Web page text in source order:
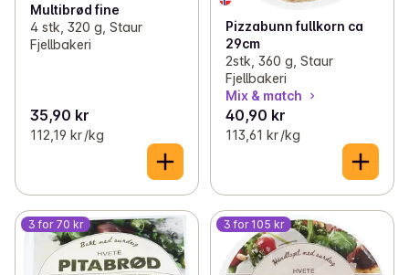
Multibrød fine
4 stk, 320 g, Staur
Fjellbakeri
35,90 kr
112,19 kr /kg
Pizzabunn fullkorn ca
29cm
2stk, 360 g, Staur
Fjellbakeri
Mix & match
40,90 kr
113,61 kr /kg
3 for 70 kr 3 for 105 kr